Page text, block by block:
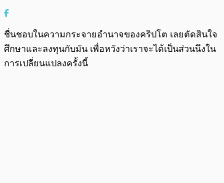
ชื่นชอบในความกระจายอำนาจของคริปโต เลยตัดสินใจ
ศึกษาและลงทุนกับมัน เพื่อหวังว่าเราจะได้เป็นส่วนนึงใน
การเปลี่ยนแปลงครั้งนี้